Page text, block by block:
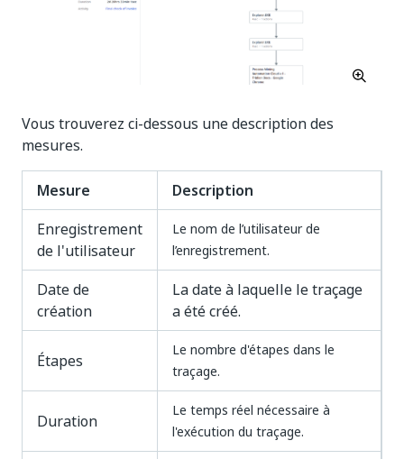
Vous trouverez ci-dessous une description des
mesures.
Mesure
Description
Enregistrement
de l'utilisateur
Le nom de l’utilisateur de
l’enregistrement.
Date de
création
La date à laquelle le traçage
a été créé.
Étapes
Le nombre d'étapes dans le
traçage.
Duration
Le temps réel nécessaire à
l'exécution du traçage.